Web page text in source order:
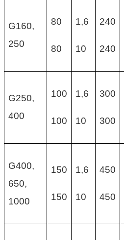
G160,
250
80
80
1,6
10
240
240
G250,
400
100
100
1,6
10
300
300
G400,
650,
1000
150
150
1,6
10
450
450